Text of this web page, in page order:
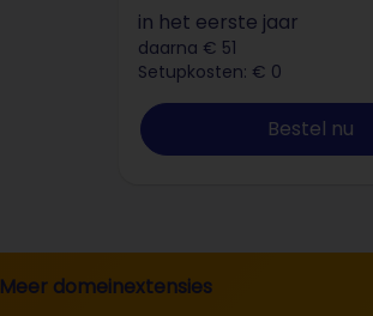
in het eerste jaar
daarna € 51
Setupkosten: € 0
Bestel nu
Meer domeinextensies